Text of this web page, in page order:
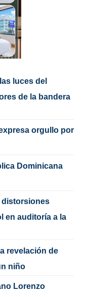
luces del
de la bandera
orgullo por
Dominicana
distorsiones
en auditoría a la
revelación de
niño
Lorenzo